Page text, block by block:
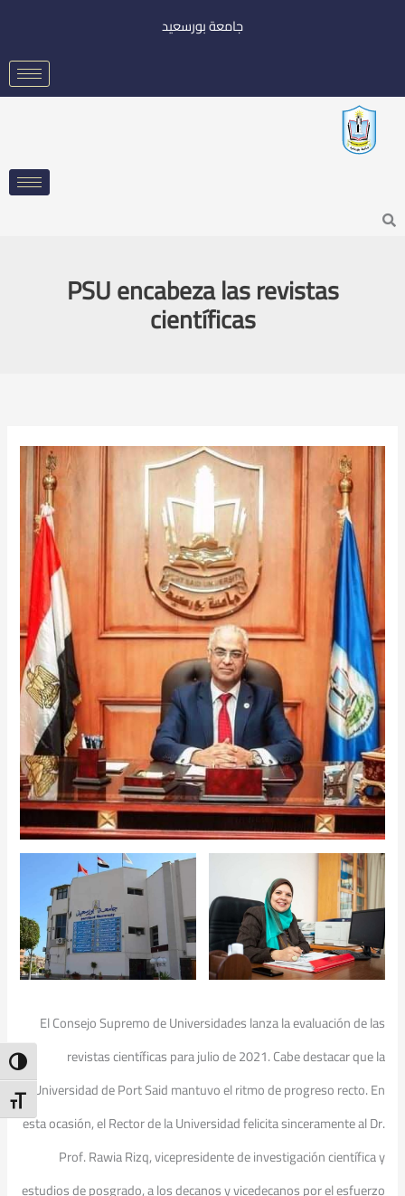
جامعة بورسعيد
Search
PSU encabeza las revistas
científicas
El Consejo Supremo de Universidades lanza la evaluación de las
revistas científicas para julio de 2021. Cabe destacar que la
Universidad de Port Said mantuvo el ritmo de progreso recto. En
esta ocasión, el Rector de la Universidad felicita sinceramente al Dr.
Prof. Rawia Rizq, vicepresidente de investigación científica y
estudios de posgrado, a los decanos y vicedecanos por el esfuerzo